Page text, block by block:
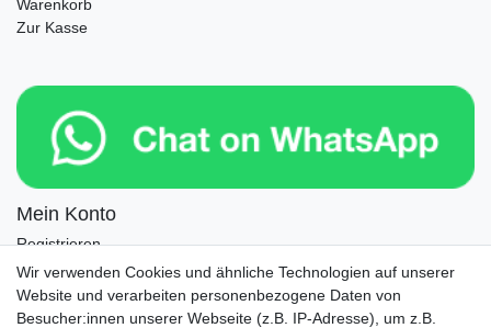
Warenkorb
Zur Kasse
Mein Konto
Registrieren
Login
Newsletter
Wir verwenden Cookies und ähnliche Technologien auf unserer
Website und verarbeiten personenbezogene Daten von
Besucher:innen unserer Webseite (z.B. IP-Adresse), um z.B.